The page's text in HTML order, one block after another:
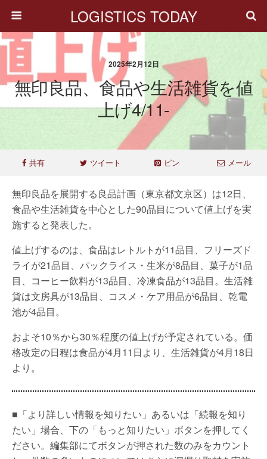
LOGISTICS TODAY
2025年2月12日
無印良品、食品や生活雑貨を値
上げ4/11-
共有 ツイート ピン メール
無印良品を展開する良品計画（東京都文京区）は12日、
食品や生活雑貨を中心とした90品目について値上げを実
施すると発表した。
値上げするのは、食品はレトルトが11品目、フリーズド
ライが21品目、パックライス・生米が8品目、菓子が1品
目、コーヒー飲料が13品目、冷凍食品が13品目。生活雑
貨は文房具が13品目、コスメ・ケア用品が6品目、乾電
池が4品目。
およそ10％から30％程度の値上げが予定されている。価
格改定の日程は食品が4月11日より、生活雑貨が4月18日
より。
■「より詳しい情報を知りたい」あるいは「続報を知り
たい」場合、下の「もっと知りたい」ボタンを押してく
ださい。編集部にてボタンが押された数のみをカウント